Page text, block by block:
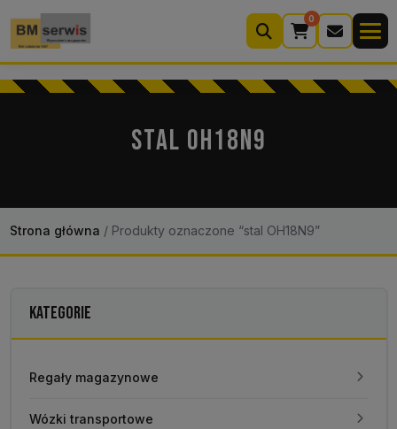
0
Wyszukiwarka
produktów
Kontakt 22 633 33 11
STAL OH18N9
Strona główna /Produkty oznaczone “stal OH18N9”
KATEGORIE
Regały magazynowe
Wózki transportowe